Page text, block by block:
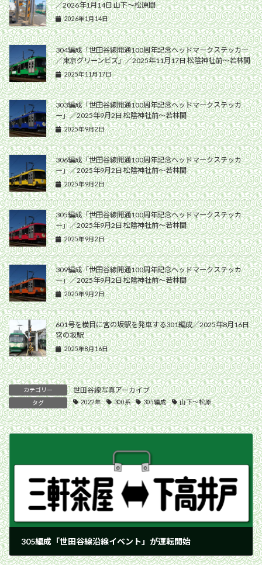
／2026年1月14日 山下〜松原間
2026年1月14日
304編成「世田谷線開通100周年記念ヘッドマークステッカー
／東京グリーンビズ」／2025年11月17日 松陰神社前〜若林間
2025年11月17日
303編成「世田谷線開通100周年記念ヘッドマークステッカ
ー」／2025年9月2日 松陰神社前〜若林間
2025年9月2日
306編成「世田谷線開通100周年記念ヘッドマークステッカ
ー」／2025年9月2日 松陰神社前〜若林間
2025年9月2日
305編成「世田谷線開通100周年記念ヘッドマークステッカ
ー」／2025年9月2日 松陰神社前〜若林間
2025年9月2日
309編成「世田谷線開通100周年記念ヘッドマークステッカ
ー」／2025年9月2日 松陰神社前〜若林間
2025年9月2日
601号を横目に宮の坂駅を発車する301編成／2025年8月16日
宮の坂駅
2025年8月16日
カテゴリー 世田谷線写真アーカイブ
タグ 2022年 300系 305編成 山下〜松原
305編成「世田谷線沿線イベント」が運転開始
2022年10月2日